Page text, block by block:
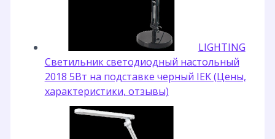
LIGHTING
Светильник светодиодный настольный
2018 5Вт на подставке черный IEK (Цены,
характеристики, отзывы)